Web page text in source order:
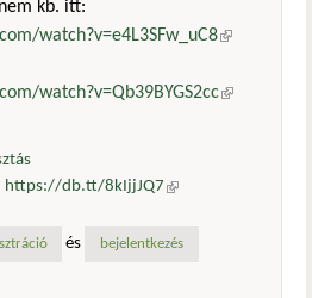
kb. itt:
watch?v=e4L3SFw_uC8(külső
watch?v=Qb39BYGS2cc(külső
https://db.tt/8kIjjJQ7 (külső
és bejelentkezés